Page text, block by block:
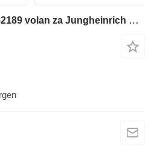
Jungheinrich ECE20 252189 volan za Jungheinrich ECE20 paletnog viljuškara